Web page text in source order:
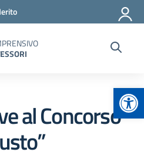
al Concorso